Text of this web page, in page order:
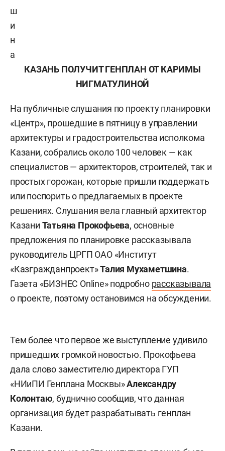
ш
и
н
а
КАЗАНЬ ПОЛУЧИТ ГЕНПЛАН ОТ КАРИМЫ
НИГМАТУЛИНОЙ
На публичные слушания по проекту планировки
«Центр», прошедшие в пятницу в управлении
архитектуры и градостроительства исполкома
Казани, собрались около 100 человек — как
специалистов — архитекторов, строителей, так и
простых горожан, которые пришли поддержать
или поспорить о предлагаемых в проекте
решениях. Слушания вела главный архитектор
Казани Татьяна Прокофьева, основные
предложения по планировке рассказывала
руководитель ЦРГП ОАО «Институт
«Казгражданпроект»Талия Мухаметшина.
Газета «БИЗНЕС Online» подробно рассказывала
о проекте, поэтому остановимся на обсуждении.
Тем более что первое же выступление удивило
пришедших громкой новостью. Прокофьева
дала слово заместителю директора ГУП
«НИиПИ Генплана Москвы»Александру
Колонтаю, буднично сообщив, что данная
организация будет разрабатывать генплан
Казани.